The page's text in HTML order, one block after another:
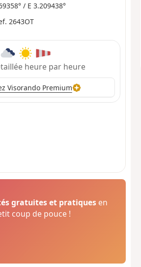
/ E 3.209438°
2643OT
heure par heure
Visorando Premium
gratuites et pratiques en
coup de pouce !